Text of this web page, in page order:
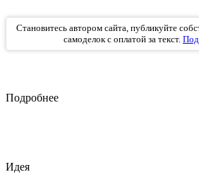
Становитесь автором сайта, публикуйте
самоделок с оплатой за текст.
Подробнее
Идея